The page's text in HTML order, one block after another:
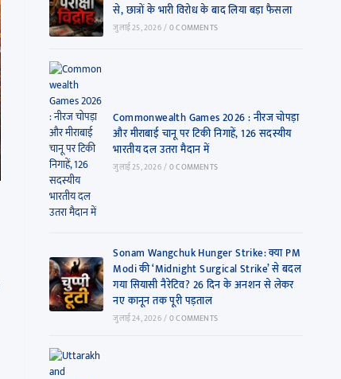
से, छात्रों के भारी विरोध के बाद लिया बड़ा फैसला
जुलाई 25, 2026 /0 COMMENTS
Commonwealth Games 2026 : नीरज चोपड़ा
और मीराबाई चानू पर टिकी निगाहें, 126 सदस्यीय
भारतीय दल उतरा मैदान में
जुलाई 25, 2026 /0 COMMENTS
Sonam Wangchuk Hunger Strike: क्या PM
Modi की ‘Midnight Surgical Strike’ से बदल
गया सियासी नैरेटिव? 26 दिन के अनशन से लेकर
नए कानून तक पूरी पड़ताल
जुलाई 24, 2026 /0 COMMENTS